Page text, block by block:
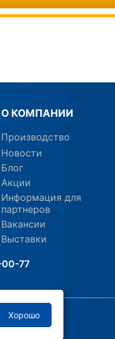
Хорошо
О КОМПАНИИ
Производство
Новости
Блог
Акции
Информация для
партнеров
Вакансии
Выставки
77